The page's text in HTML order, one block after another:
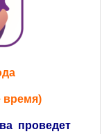
время)
проведет